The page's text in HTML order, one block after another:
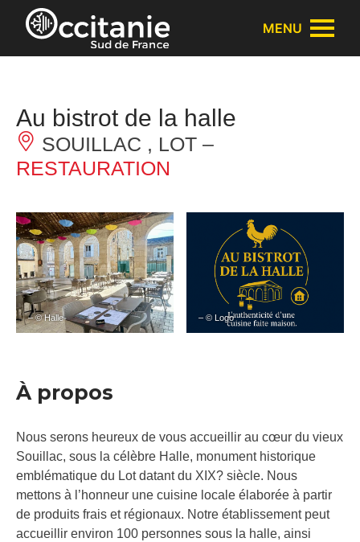
Panneau de gestion des cookies
MENU
Au bistrot de la halle
SOUILLAC , LOT –
RESTAURATION
– © Halle – © Logo
À propos
Nous serons heureux de vous accueillir au cœur du vieux
Souillac, sous la célèbre Halle, monument historique
emblématique du Lot datant du XIX? siècle. Nous
mettons à l’honneur une cuisine locale élaborée à partir
de produits frais et régionaux. Notre établissement peut
accueillir environ 100 personnes sous la halle, ainsi